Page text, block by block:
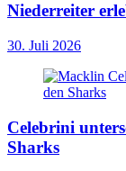
Niederreiter
30. Juli 2026
Celebrini
Sharks